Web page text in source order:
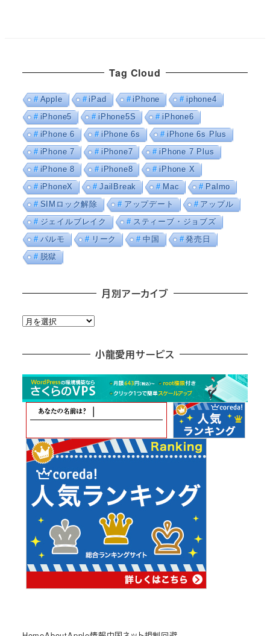
Tag Cloud
Apple iPad iPhone
iphone4
iPhone5
iPhone5S
iPhone6
iPhone 6
iPhone 6s
iPhone 6s Plus
iPhone 7
iPhone7
iPhone 7 Plus
iPhone 8
iPhone8
iPhone X
iPhoneX
JailBreak Mac
Palmo
SIMロック解除
アップデート
アップル
ジェイルブレイク
スティーブ・ジョブズ
パルモ
リーク 中国
発売日
脱獄
月別アーカイブ
月
カ
小龍愛用サービス